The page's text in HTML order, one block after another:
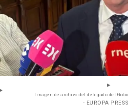
Imagen de archivo del delegado del
- EUROPA PRESS